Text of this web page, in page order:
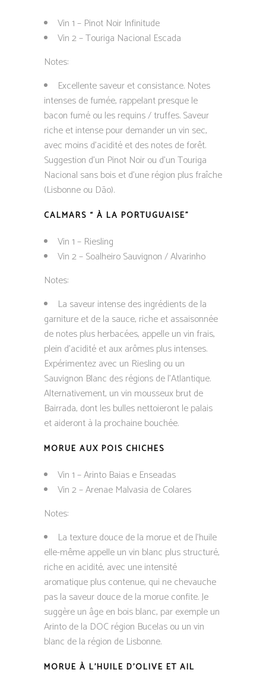
Vin 1 – Pinot Noir Infinitude
Vin 2 – Touriga Nacional Escada
Notes:
Excellente saveur et consistance. Notes
intenses de fumée, rappelant presque le
bacon fumé ou les requins / truffes. Saveur
riche et intense pour demander un vin sec,
avec moins d’acidité et des notes de forêt.
Suggestion d’un Pinot Noir ou d’un Touriga
Nacional sans bois et d’une région plus fraîche
(Lisbonne ou Dão).
CALMARS “ À LA PORTUGUAISE”
Vin 1 – Riesling
Vin 2 – Soalheiro Sauvignon / Alvarinho
Notes:
La saveur intense des ingrédients de la
garniture et de la sauce, riche et assaisonnée
de notes plus herbacées, appelle un vin frais,
plein d’acidité et aux arômes plus intenses.
Expérimentez avec un Riesling ou un
Sauvignon Blanc des régions de l’Atlantique.
Alternativement, un vin mousseux brut de
Bairrada, dont les bulles nettoieront le palais
et aideront à la prochaine bouchée.
MORUE AUX POIS CHICHES
Vin 1 – Arinto Baias e Enseadas
Vin 2 – Arenae Malvasia de Colares
Notes:
La texture douce de la morue et de l’huile
elle-même appelle un vin blanc plus structuré,
riche en acidité, avec une intensité
aromatique plus contenue, qui ne chevauche
pas la saveur douce de la morue confite. Je
suggère un âge en bois blanc, par exemple un
Arinto de la DOC région Bucelas ou un vin
blanc de la région de Lisbonne.
MORUE À L’HUILE D’OLIVE ET AIL